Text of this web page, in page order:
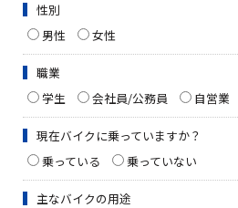
性別
男性
女性
職業
学生
会社員/公務員 自営業
現在バイクに乗っていますか？
乗っている
乗っていない
主なバイクの用途